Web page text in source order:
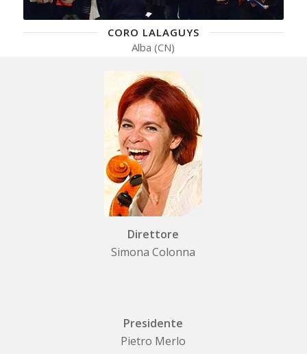
CORO LALAGUYS
Alba (CN)
Direttore
Simona Colonna
Presidente
Pietro Merlo